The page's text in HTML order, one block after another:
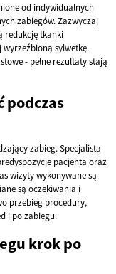
od indywidualnych
zabiegów. Zazwyczaj
redukcję tkanki
sylwetkę.
- pełne rezultaty stają
podczas
zabieg. Specjalista
pacjenta oraz
wizyty wykonywane są
są oczekiwania i
przebieg procedury,
i po zabiegu.
krok po